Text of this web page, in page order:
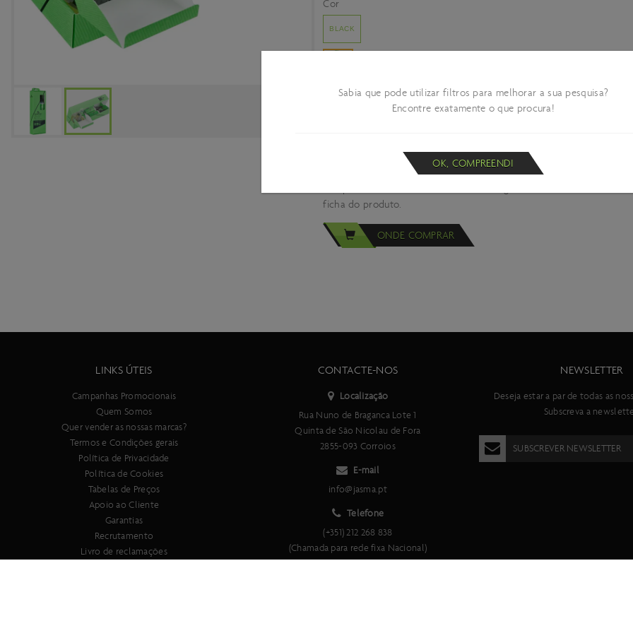
Cor
BLACK
StockDisponível
Informações da Promoção
Promoção válida de 30-03-2026 a 31-08-2026. Limitado ao stock
Campanha DE STOCKOFF Limitada aos agentes aderentes.
ficha do produto.
ONDE COMPRAR
LINKS ÚTEIS
Campanhas Promocionais
Quem Somos
Quer vender as nossas marcas?
Termos e Condições gerais
Política de Privacidade
Política de Cookies
Tabelas de Preços
Apoio ao Cliente
Garantias
Recrutamento
Livro de reclamações
CONTACTE-NOS
Localização
Rua Nuno de Braganca Lote 1
Quinta de São Nicolau de Fora
2855-093 Corroios
E-mail
info@jasma.pt
Telefone
(+351) 212 268 838
(Chamada para rede fixa Nacional)
NEWSLETTER
Deseja estar a par de todas as
Subscreva a
SUBSCREVER NEWSLETTER
Sabia que pode utilizar filtros para melhorar a sua pesquisa?
Encontre exatamente o que procura!
OK, COMPREENDI